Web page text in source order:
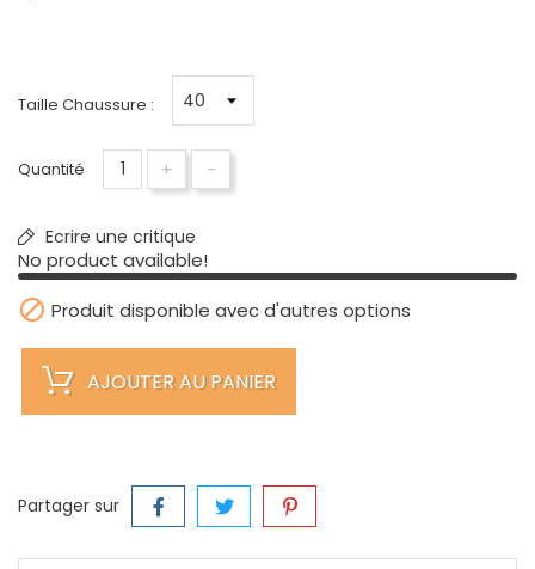
Taille Chaussure :
Quantité + -
Ecrire une critique
No product available!
 Produit disponible avec d'autres options
AJOUTER AU PANIER
Partager sur